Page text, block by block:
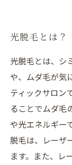
光脱毛とは？
光脱毛とは、シ
や、ムダ毛が気
ティックサロン
ることでムダ毛
や光エネルギー
脱毛は、レーザ
ます。また、レ